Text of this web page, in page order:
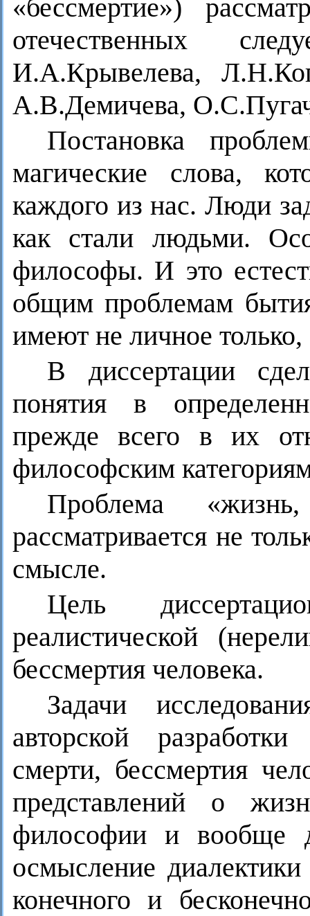
«бессмертие»)
отечественных
И.А.Крывелева,
А.В.Демичева,
Постановка
магические слова,
каждого из нас. Люди
как стали людьми.
философы. И это
общим проблемам
имеют не личное
В диссертации
понятия в
прежде всего в их
философским
Проблема
рассматривается не
смысле.
Цель
реалистической
бессмертия человека.
Задачи
авторской
смерти, бессмертия
представлений о
философии и вообще
осмысление
конечного и